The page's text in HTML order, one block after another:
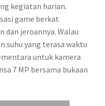
kegiatan harian.
game berkat
dan jeroannya. Walau
suhu yang terasa waktu
untuk kamera
7 MP bersama bukaan